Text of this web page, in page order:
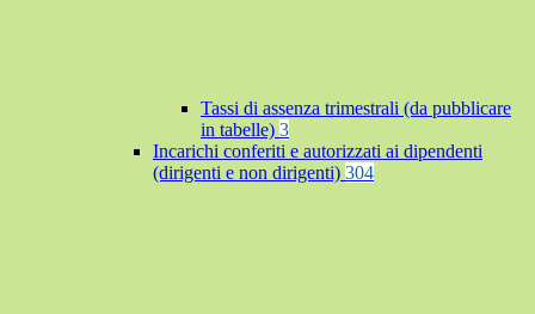
Tassi di assenza trimestrali (da pubblicare
in tabelle) 3
Incarichi conferiti e autorizzati ai dipendenti
(dirigenti e non dirigenti) 304